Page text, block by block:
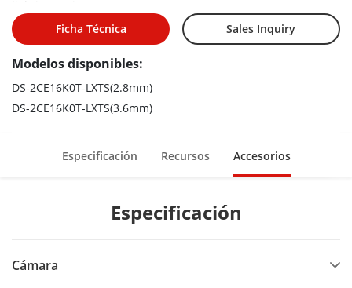
Active strobe light and audio alarm
and built-in speaker
Provide real-time communication via built-in two-way audio
Water and dust resistant (IP67)
Ficha Técnica Sales Inquiry
Modelos disponibles:
DS-2CE16K0T-LXTS(2.8mm)
DS-2CE16K0T-LXTS(3.6mm)
Especificación Recursos Accesorios
Especificación
Cámara